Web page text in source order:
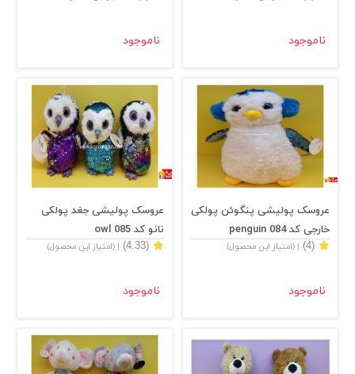
ناموجود ناموجود
عروسک پولیشی پنگوئن پولکی
خارجی کد 084 penguin
(4)
| (امتیاز این محصول)
ناموجود
عروسک پولیشی جغد پولکی
نانو کد 085 owl
(4.33)
| (امتیاز این محصول)
ناموجود